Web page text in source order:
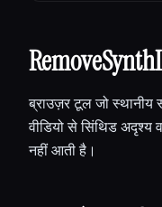
ब्राउज़र टूल जो स्थानीय
वीडियो से सिंथिड अदृश्य
नहीं आती है।